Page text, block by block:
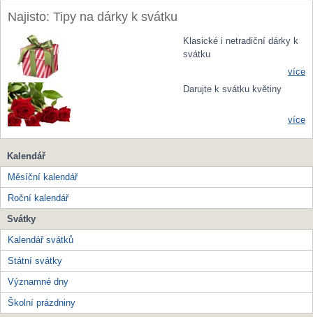
Najisto: Tipy na dárky k svátku
Klasické i netradiční dárky k
svátku
více
Darujte k svátku květiny
více
Kalendář
Měsíční kalendář
Roční kalendář
Svátky
Kalendář svátků
Státní svátky
Významné dny
Školní prázdniny